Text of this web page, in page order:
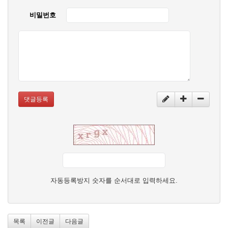
비밀번호
댓글등록
자동등록방지 숫자를 순서대로 입력하세요.
목록 이전글 다음글